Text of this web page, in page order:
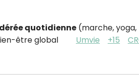
quotidienne (marche, yoga,
être global
Umvie +15